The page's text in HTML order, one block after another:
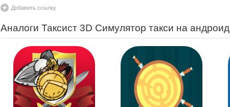
Добавить ссылку
Аналоги Таксист 3D Симулятор такси на андроид